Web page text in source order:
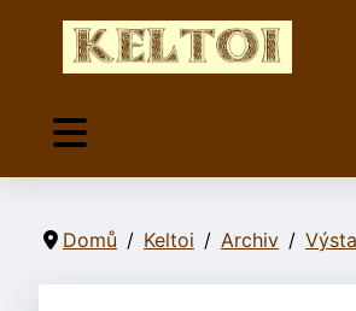
Domů Keltoi Archiv